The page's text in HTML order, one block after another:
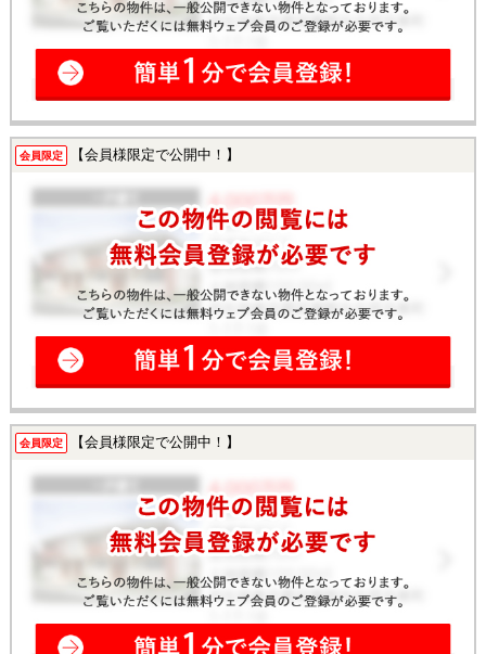
会員限定 【会員様限定で公開中！】
会員限定 【会員様限定で公開中！】